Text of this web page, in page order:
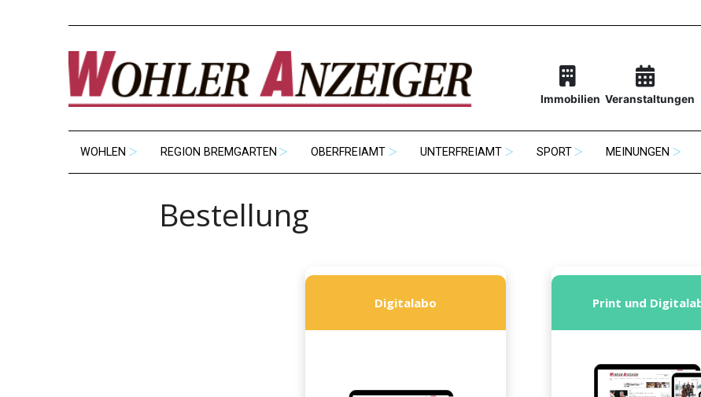
Immobilien Veranstaltungen
WOHLEN REGION BREMGARTEN OBERFREIAMT UNTERFREIAMT SPORT MEINUNGEN